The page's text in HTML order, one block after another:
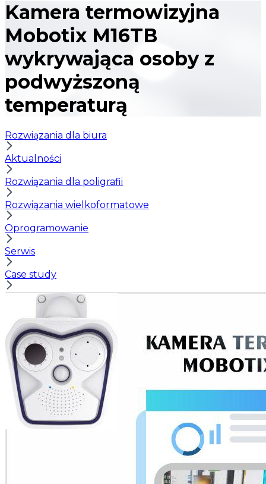
Kamera termowizyjna
Mobotix M16TB
wykrywająca osoby z
podwyższoną
temperaturą
Rozwiązania dla biura
Aktualności
Rozwiązania dla poligrafii
Rozwiązania wielkoformatowe
Oprogramowanie
Serwis
Case study